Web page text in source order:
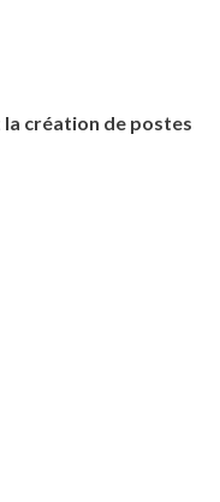
création de postes